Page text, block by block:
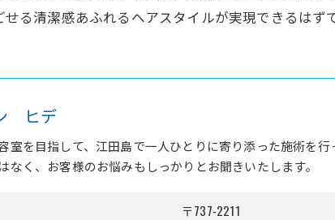
る清潔感あふれるヘアスタイルが実現できるはずで
ヒデ
室を目指して、江田島で一人ひとりに寄り添った施術を
なく、お客様のお悩みもしっかりとお聞きいたします。
〒737-2211